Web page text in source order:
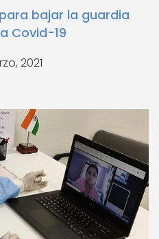
bajar la guardia
Covid-19
2021